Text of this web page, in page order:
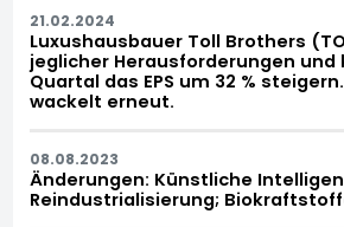
21.02.2024
Luxushausbauer Toll Brothers
jeglicher Herausforderungen und
Quartal das EPS um 32 %
wackelt erneut.
08.08.2023
Änderungen: Künstliche
Reindustrialisierung;